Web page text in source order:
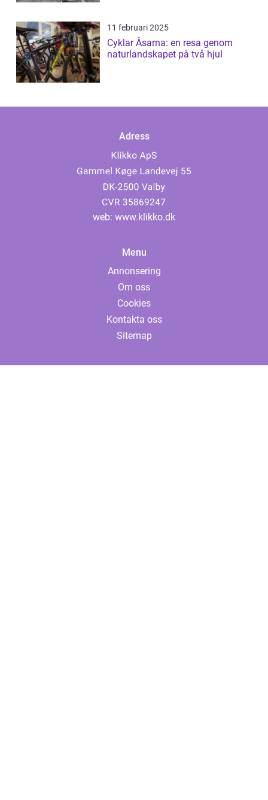
11 februari 2025
Cyklar Åsarna: en resa genom
naturlandskapet på två hjul
Adress
web: www.klikko.dk
Menu
Annonsering
Om oss
Cookies
Kontakta oss
Sitemap